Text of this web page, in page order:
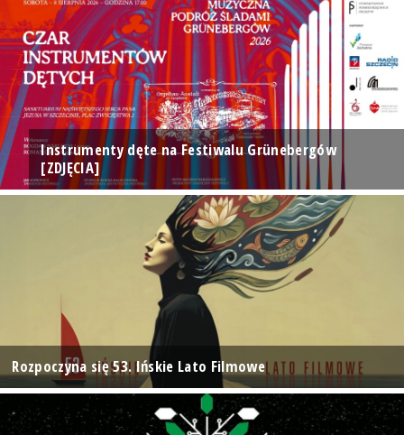
Instrumenty dęte na Festiwalu Grünebergów
[ZDJĘCIA]
Rozpoczyna się 53. Ińskie Lato Filmowe